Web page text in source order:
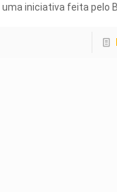
uma iniciativa feita pelo